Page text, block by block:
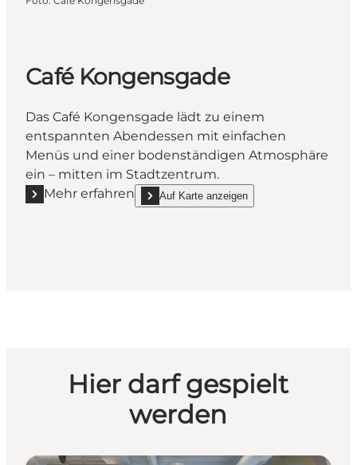
Café Kongensgade
Das Café Kongensgade lädt zu einem
entspannten Abendessen mit einfachen
Menüs und einer bodenständigen Atmosphäre
ein – mitten im Stadtzentrum.
Mehr erfahren
Mehr erfahren "Café Kongensgade"
Auf Karte anzeigen
show Café Kongensgade on_map
Hier darf gespielt
werden